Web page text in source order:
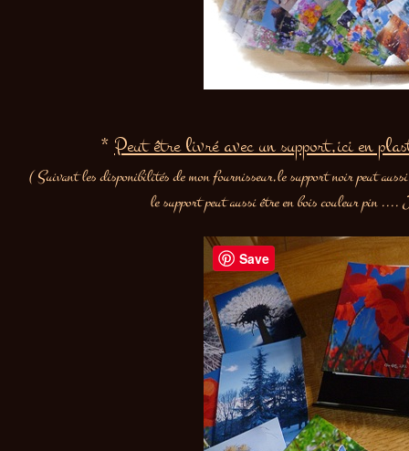
*Peutêtre livré avec un support,ici en
( Suivant les disponibilités de mon fournisseur,le support noir peut
le support peut aussi être en bois couleur pin ....
Save